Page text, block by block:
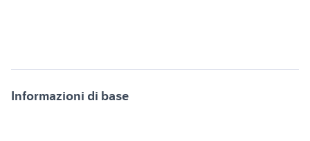
Informazioni di base